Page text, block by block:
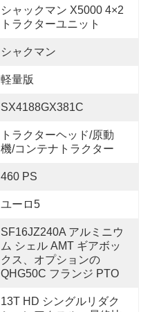
シャックマン X5000 4×2
トラクターユニット
シャクマン
軽量版
SX4188GX381C
トラクターヘッド/原動
機/コンテナトラクター
460 PS
ユーロ5
SF16JZ240A アルミニウ
ム シェル AMT ギアボッ
クス、オプションの
QHG50C フランジ PTO
13T HD シングルリダク